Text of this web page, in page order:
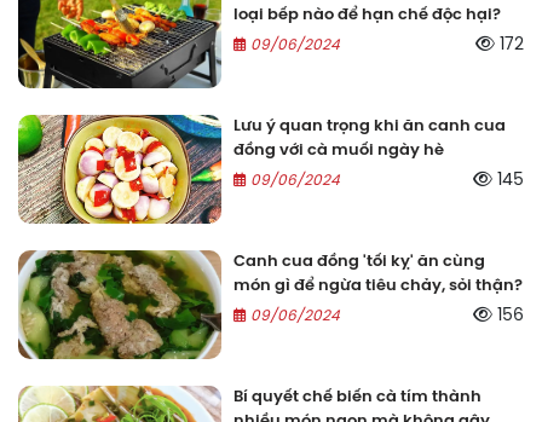
loại bếp nào để hạn chế độc hại?
09/06/2024
172
Lưu ý quan trọng khi ăn canh cua
đồng với cà muối ngày hè
09/06/2024
145
Canh cua đồng 'tối kỵ' ăn cùng
món gì để ngừa tiêu chảy, sỏi thận?
09/06/2024
156
Bí quyết chế biến cà tím thành